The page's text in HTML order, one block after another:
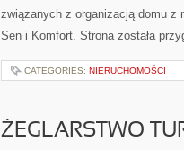
związanych z organizacją domu z
Sen i Komfort. Strona została
CATEGORIES: NIERUCHOMOŚCI
ŻEGLARSTWO